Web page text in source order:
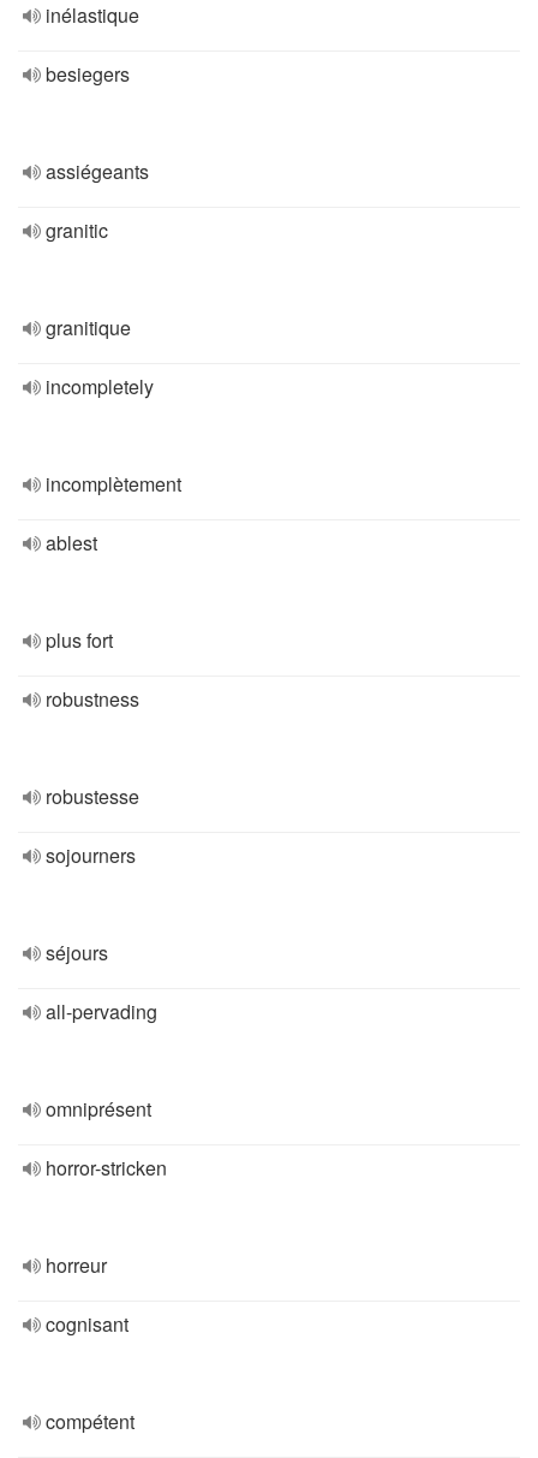
inélastique
besiegers
assiégeants
granitic
granitique
incompletely
incomplètement
ablest
plus fort
robustness
robustesse
sojourners
séjours
all-pervading
omniprésent
horror-stricken
horreur
cognisant
compétent